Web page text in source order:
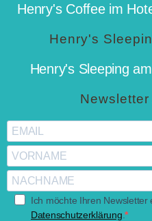
Henry's Coffee im
Henry's
Henry's Sleeping
Ich möchte Ihren
Datenschutzerklärung .